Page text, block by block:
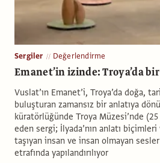
Sergiler Değerlendirme
Emanet’in izinde: Troya’da
Vuslat’ın Emanet’i, Troya’da doğa,
buluşturan zamansız bir anlatıya
küratörlüğünde Troya Müzesi’nde
eden sergi; İlyada’nın anlatı
taşıyan insan ve insan olmayan
etrafında yapılandırılıyor